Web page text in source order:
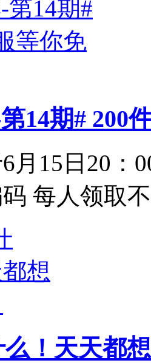
14期# 200
月15日20：
每人领取
！天天都